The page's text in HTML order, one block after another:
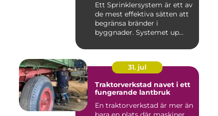
Ett Sprinklersystem är ett av
de mest effektiva sätten att
begränsa bränder i
byggnader. Systemet up...
31. jul
Traktorverkstad navet i ett
fungerande lantbruk
En traktorverkstad är mer än